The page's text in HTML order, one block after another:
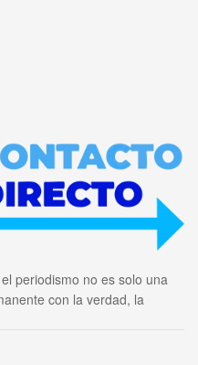
periodismo no es solo una
con la verdad, la